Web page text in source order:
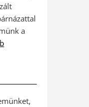
a